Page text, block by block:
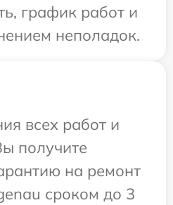
график работ и
неполадок.
всех работ и
получите
на ремонт
сроком до 3